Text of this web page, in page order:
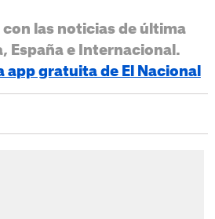
con las noticias de última
España e Internacional.
app gratuita de El Nacional